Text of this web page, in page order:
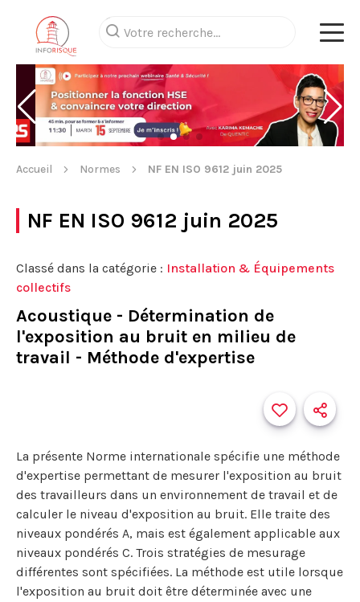
Accueil Normes NF EN ISO 9612 juin 2025
NF EN ISO 9612 juin 2025
Classé dans la catégorie : Installation & Équipements
collectifs
Acoustique - Détermination de
l'exposition au bruit en milieu de
travail - Méthode d'expertise
La présente Norme internationale spécifie une méthode
d'expertise permettant de mesurer l'exposition au bruit
des travailleurs dans un environnement de travail et de
calculer le niveau d'exposition au bruit. Elle traite des
niveaux pondérés A, mais est également applicable aux
niveaux pondérés C. Trois stratégies de mesurage
différentes sont spécifiées. La méthode est utile lorsque
l'exposition au bruit doit être déterminée avec une